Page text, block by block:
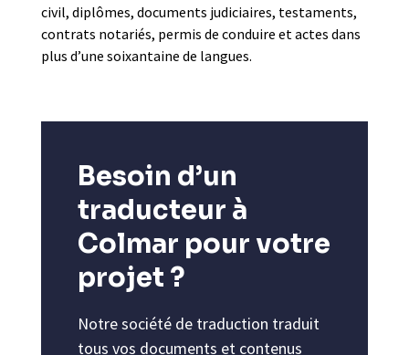
civil, diplômes, documents judiciaires, testaments,
contrats notariés, permis de conduire et actes dans
plus d’une soixantaine de langues.
Besoin d’un
traducteur à
Colmar pour votre
projet ?
Notre société de traduction traduit
tous vos documents et contenus